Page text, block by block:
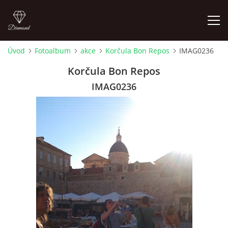
ŠKOLA BÍLÉHO SLONA
SHIATSU
WATSU - SHIATSU VE VODĚ
Úvod Fotoalbum akce Korčula Bon Repos IMAG0236
Korčula Bon Repos
IMAG0236